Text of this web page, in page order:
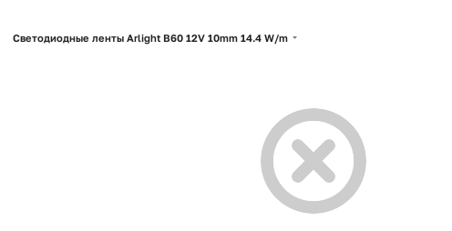
Светодиодные ленты Arlight B60 12V 10mm 14.4 W/m